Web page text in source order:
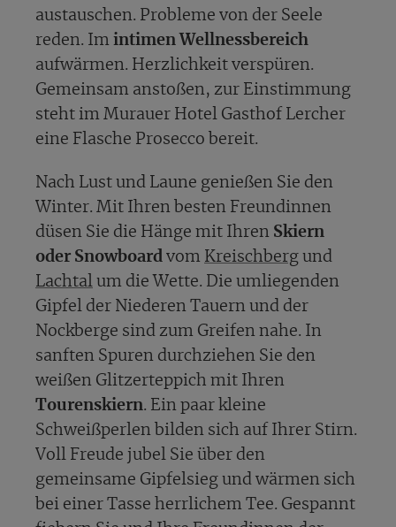
austauschen. Probleme von der Seele
reden. Im intimen Wellnessbereich
aufwärmen. Herzlichkeit verspüren.
Gemeinsam anstoßen, zur Einstimmung
steht im Murauer Hotel Gasthof Lercher
eine Flasche Prosecco bereit.
Nach Lust und Laune genießen Sie den
Winter. Mit Ihren besten Freundinnen
düsen Sie die Hänge mit Ihren Skiern
oder Snowboard vom Kreischberg und
Lachtal um die Wette. Die umliegenden
Gipfel der Niederen Tauern und der
Nockberge sind zum Greifen nahe. In
sanften Spuren durchziehen Sie den
weißen Glitzerteppich mit Ihren
Tourenskiern. Ein paar kleine
Schweißperlen bilden sich auf Ihrer Stirn.
Voll Freude jubel Sie über den
gemeinsame Gipfelsieg und wärmen sich
bei einer Tasse herrlichem Tee. Gespannt